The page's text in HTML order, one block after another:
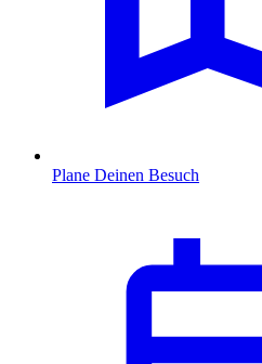
Plane Deinen Besuch